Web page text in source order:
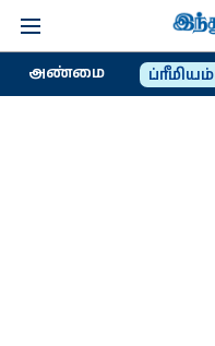
அண்மை ப்ரீமியம்